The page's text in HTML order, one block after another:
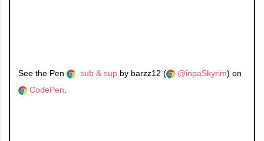
See the Pen sub & sup by barzz12 ( @inpaSkyrim) on
CodePen